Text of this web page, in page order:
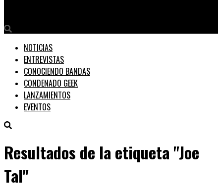
NOTICIAS
ENTREVISTAS
CONOCIENDO BANDAS
CONDENADO GEEK
LANZAMIENTOS
EVENTOS
Resultados de la etiqueta "Joe
Tal"